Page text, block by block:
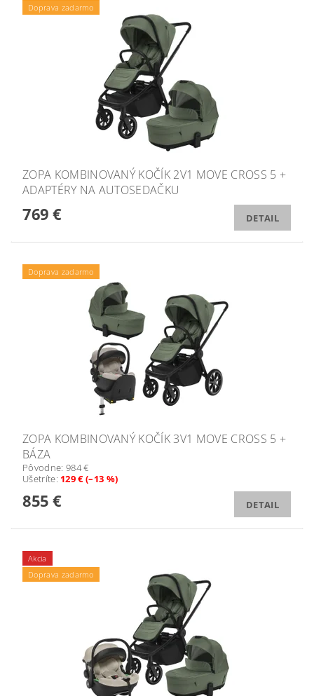
Doprava zadarmo
ZOPA KOMBINOVANÝ KOČÍK 2V1 MOVE CROSS 5 +
ADAPTÉRY NA AUTOSEDAČKU
769 € DETAIL
Doprava zadarmo
ZOPA KOMBINOVANÝ KOČÍK 3V1 MOVE CROSS 5 +
BÁZA
Pôvodne: 984 €
Ušetríte: 129 € (–13 %)
855 € DETAIL
Akcia
Doprava zadarmo